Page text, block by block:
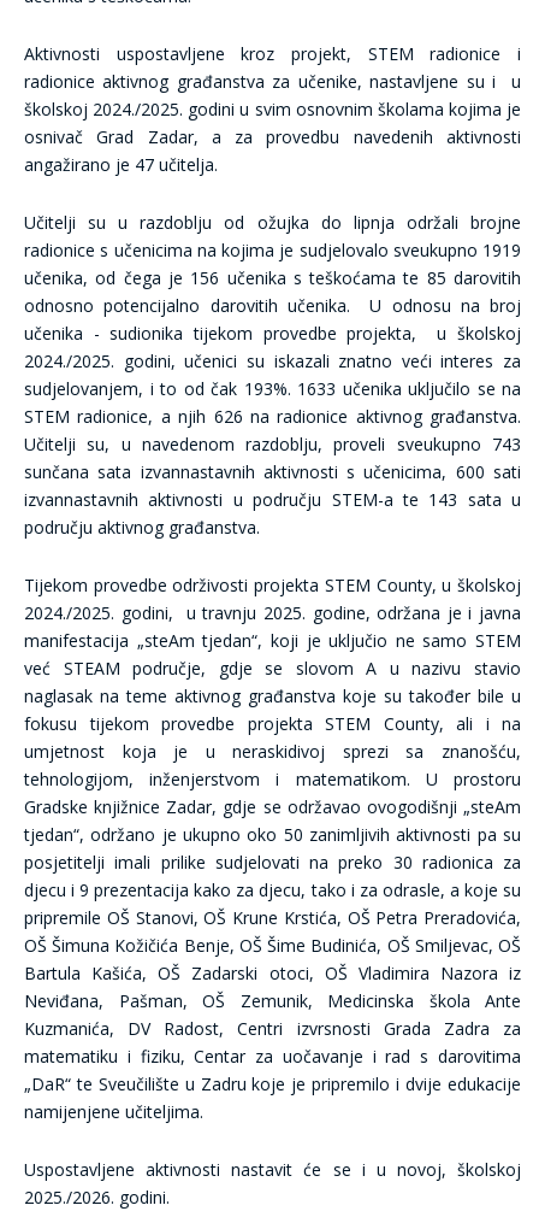
Aktivnosti uspostavljene kroz projekt, STEM radionice i
radionice aktivnog građanstva za učenike, nastavljene su i u
školskoj 2024./2025. godini u svim osnovnim školama kojima je
osnivač Grad Zadar, a za provedbu navedenih aktivnosti
angažirano je 47 učitelja.
Učitelji su u razdoblju od ožujka do lipnja održali brojne
radionice s učenicima na kojima je sudjelovalo sveukupno 1919
učenika, od čega je 156 učenika s teškoćama te 85 darovitih
odnosno potencijalno darovitih učenika. U odnosu na broj
učenika - sudionika tijekom provedbe projekta, u školskoj
2024./2025. godini, učenici su iskazali znatno veći interes za
sudjelovanjem, i to od čak 193%. 1633 učenika uključilo se na
STEM radionice, a njih 626 na radionice aktivnog građanstva.
Učitelji su, u navedenom razdoblju, proveli sveukupno 743
sunčana sata izvannastavnih aktivnosti s učenicima, 600 sati
izvannastavnih aktivnosti u području STEM-a te 143 sata u
području aktivnog građanstva.
Tijekom provedbe održivosti projekta STEM County, u školskoj
2024./2025. godini, u travnju 2025. godine, održana je i javna
manifestacija „steAm tjedan“, koji je uključio ne samo STEM
već STEAM područje, gdje se slovom A u nazivu stavio
naglasak na teme aktivnog građanstva koje su također bile u
fokusu tijekom provedbe projekta STEM County, ali i na
umjetnost koja je u neraskidivoj sprezi sa znanošću,
tehnologijom, inženjerstvom i matematikom. U prostoru
Gradske knjižnice Zadar, gdje se održavao ovogodišnji „steAm
tjedan“, održano je ukupno oko 50 zanimljivih aktivnosti pa su
posjetitelji imali prilike sudjelovati na preko 30 radionica za
djecu i 9 prezentacija kako za djecu, tako i za odrasle, a koje su
pripremile OŠ Stanovi, OŠ Krune Krstića, OŠ Petra Preradovića,
OŠ Šimuna Kožičića Benje, OŠ Šime Budinića, OŠ Smiljevac, OŠ
Bartula Kašića, OŠ Zadarski otoci, OŠ Vladimira Nazora iz
Neviđana, Pašman, OŠ Zemunik, Medicinska škola Ante
Kuzmanića, DV Radost, Centri izvrsnosti Grada Zadra za
matematiku i fiziku, Centar za uočavanje i rad s darovitima
„DaR“ te Sveučilište u Zadru koje je pripremilo i dvije edukacije
namijenjene učiteljima.
Uspostavljene aktivnosti nastavit će se i u novoj, školskoj
2025./2026. godini.